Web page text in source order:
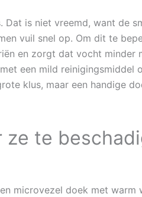
is niet vreemd, want de
vuil snel op. Om dit te
en zorgt dat vocht minder
een mild reinigingsmiddel
klus, maar een handige
ze te
microvezel doek met warm